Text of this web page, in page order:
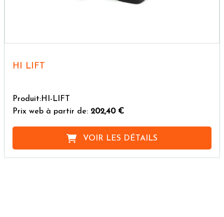
HI LIFT
Produit:HI-LIFT
Prix web à partir de: 202,40 €
VOIR LES DÉTAILS